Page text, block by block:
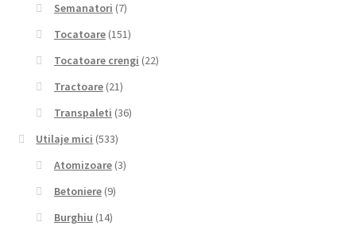
Semanatori (7)
Tocatoare (151)
Tocatoare crengi (22)
Tractoare (21)
Transpaleti (36)
Utilaje mici (533)
Atomizoare (3)
Betoniere (9)
Burghiu (14)